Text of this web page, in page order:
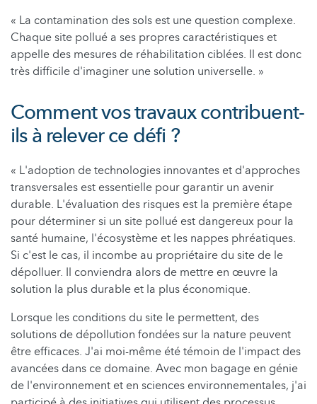
« La contamination des sols est une question complexe.
Chaque site pollué a ses propres caractéristiques et
appelle des mesures de réhabilitation ciblées. Il est donc
très difficile d'imaginer une solution universelle. »
Comment vos travaux contribuent-
ils à relever ce défi ?
« L'adoption de technologies innovantes et d'approches
transversales est essentielle pour garantir un avenir
durable. L'évaluation des risques est la première étape
pour déterminer si un site pollué est dangereux pour la
santé humaine, l'écosystème et les nappes phréatiques.
Si c'est le cas, il incombe au propriétaire du site de le
dépolluer. Il conviendra alors de mettre en œuvre la
solution la plus durable et la plus économique.
Lorsque les conditions du site le permettent, des
solutions de dépollution fondées sur la nature peuvent
être efficaces. J'ai moi-même été témoin de l'impact des
avancées dans ce domaine. Avec mon bagage en génie
de l'environnement et en sciences environnementales, j'ai